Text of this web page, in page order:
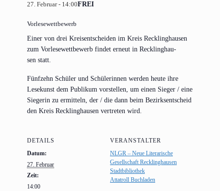
27. Februar - 14:00FREI
Vorlesewettbewerb
Einer von drei Kreis­ent­schei­den im Kreis Reck­ling­hau­sen
zum Vor­le­se­wett­be­werb fin­det erneut in Reck­ling­hau­
sen statt.
Fünf­zehn Schü­ler und Schü­le­rin­nen wer­den heu­te ihre
Lese­kunst dem Publi­kum vor­stel­len, um einen Sie­ger / eine
Sie­ge­rin zu ermit­teln, der / die dann beim Bezirks­ent­scheid
den Kreis Reck­ling­hau­sen ver­tre­ten wird.
DETAILS
Datum:
27. Februar
Zeit:
14:00
VERANSTALTER
NLGR – Neue Literarische
Gesellschaft Recklinghausen
Stadtbibliothek
Attatroll Buchladen